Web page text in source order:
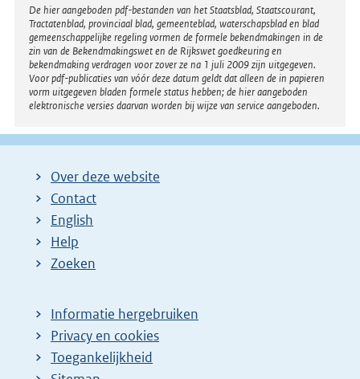
Disclaimer
De hier aangeboden pdf-bestanden van het Staatsblad, Staatscourant,
Tractatenblad, provinciaal blad, gemeenteblad, waterschapsblad en blad
gemeenschappelijke regeling vormen de formele bekendmakingen in de
zin van de Bekendmakingswet en de Rijkswet goedkeuring en
bekendmaking verdragen voor zover ze na 1 juli 2009 zijn uitgegeven.
Voor pdf-publicaties van vóór deze datum geldt dat alleen de in papieren
vorm uitgegeven bladen formele status hebben; de hier aangeboden
elektronische versies daarvan worden bij wijze van service aangeboden.
Over deze website
Contact
English
Help
Zoeken
Informatie hergebruiken
Privacy en cookies
Toegankelijkheid